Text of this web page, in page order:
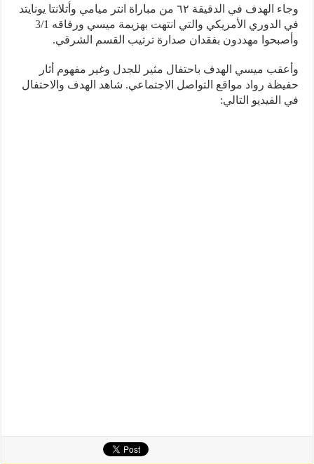
وجاء الهدف في الدقيقة ٦٢ من مباراة انتر ميامي وأتلانتا يونايتد
في الدوري الأمريكي والتي انتهت بهزيمة ميسي ورفاقه 3/1
وأصبحوا مهددون بفقدان صدارة ترتيب القسم الشرقي.
وأعقب ميسي الهدف باحتفال مثير للجدل وغير مفهوم أثار
حفيظة رواد مواقع التواصل الاجتماعي. شاهد الهدف والاحتفال
في الفيديو التالي: